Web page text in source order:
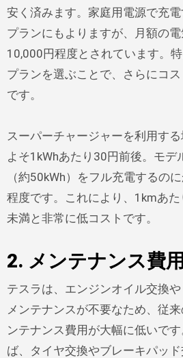
安く済みます。家庭用電源で充
プランにもよりますが、月額の
10,000円程度とされています。
プランを選ぶことで、さらにコ
です。
スーパーチャージャーを利用す
よそ1kWhあたり30円前後。モデ
（約50kWh）をフル充電するの
程度です。これにより、1kmあ
未満と非常に低コストです。
2. メンテナンス費用
テスラは、エンジンオイル交換
メンテナンスが不要なため、従
ンテナンス費用が大幅に低いで
ば、タイヤ交換やブレーキパッ